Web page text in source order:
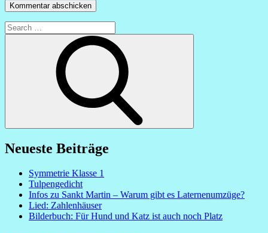
Search
for:
Neueste Beiträge
Symmetrie Klasse 1
Tulpengedicht
Infos zu Sankt Martin – Warum gibt es Laternenumzüge?
Lied: Zahlenhäuser
Bilderbuch: Für Hund und Katz ist auch noch Platz